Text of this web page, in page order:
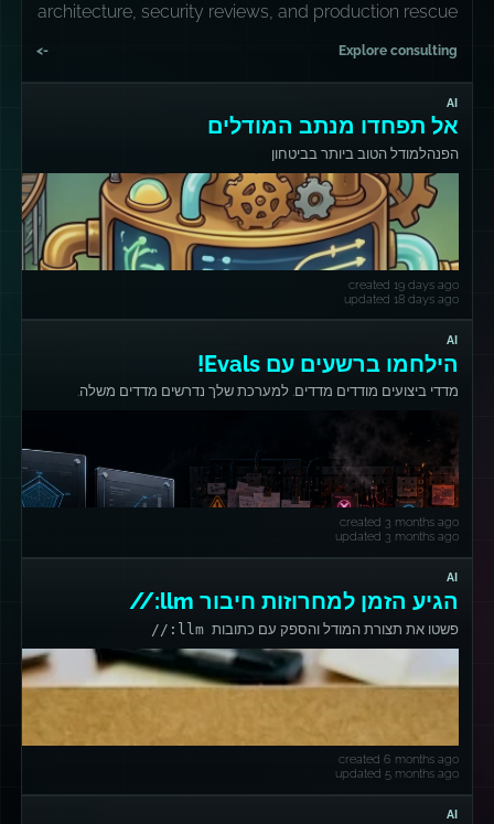
architecture, security reviews, and production rescue
Explore consulting
->
AI
אל תפחדו מנתב המודלים
הפנהלמודל הטוב ביותר בביטחון
created 19 days ago
updated 18 days ago
AI
הילחמו ברשעים עם Evals!
מדדי ביצועים מודדים מדדים. למערכת שלך נדרשים מדדים משלה.
created 3 months ago
updated 3 months ago
AI
הגיע הזמן למחרוזות חיבור llm://
פשטו את תצורת המודל והספק עם כתובות llm://
created 6 months ago
updated 5 months ago
AI